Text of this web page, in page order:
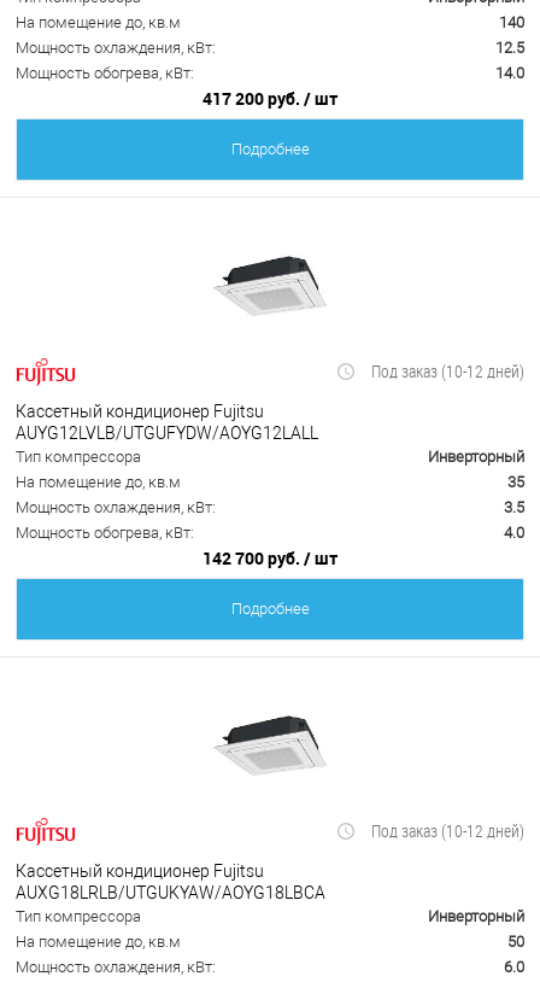
На помещение до, кв.м
140
Мощность охлаждения, кВт:
12.5
Мощность обогрева, кВт:
14.0
417 200 руб. / шт
Подробнее
Под заказ (10-12 дней)
Кассетный кондиционер Fujitsu
AUYG12LVLB/UTGUFYDW/AOYG12LALL
Тип компрессора
Инверторный
На помещение до, кв.м
35
Мощность охлаждения, кВт:
3.5
Мощность обогрева, кВт:
4.0
142 700 руб. / шт
Подробнее
Под заказ (10-12 дней)
Кассетный кондиционер Fujitsu
AUXG18LRLB/UTGUKYAW/AOYG18LBCA
Тип компрессора
Инверторный
На помещение до, кв.м
50
Мощность охлаждения, кВт:
6.0